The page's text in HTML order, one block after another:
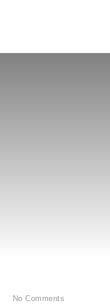
No Comments